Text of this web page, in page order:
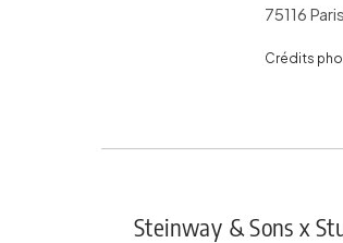
75116 Paris
Crédits
Steinway & Sons x